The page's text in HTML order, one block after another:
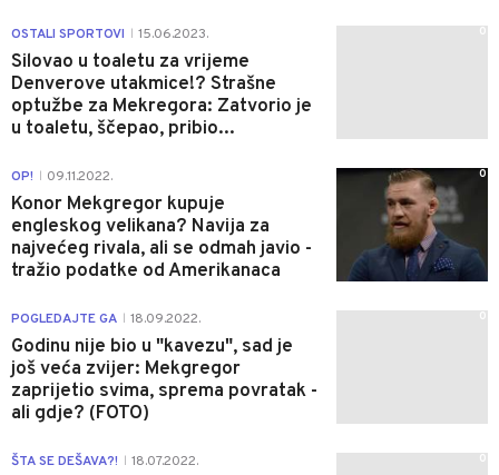
OSTALI SPORTOVI 15.06.2023.
Silovao u toaletu za vrijeme
Denverove utakmice!? Strašne
optužbe za Mekregora: Zatvorio je
u toaletu, ščepao, pribio...
0
OP! 09.11.2022.
Konor Mekgregor kupuje
engleskog velikana? Navija za
najvećeg rivala, ali se odmah javio -
tražio podatke od Amerikanaca
0
POGLEDAJTE GA 18.09.2022.
Godinu nije bio u "kavezu", sad je
još veća zvijer: Mekgregor
zaprijetio svima, sprema povratak -
ali gdje? (FOTO)
0
ŠTA SE DEŠAVA?! 18.07.2022. 0